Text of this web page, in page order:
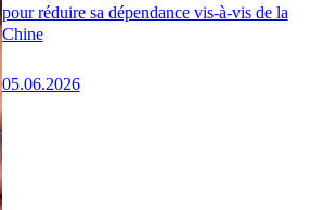
pour réduire sa dépendance vis-à-vis de la
Chine
05.06.2026